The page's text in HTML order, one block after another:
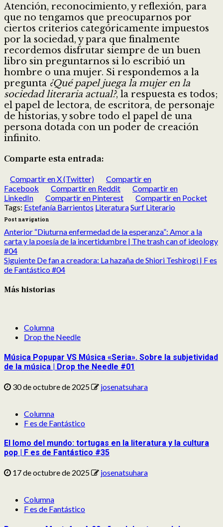
Atención, reconocimiento, y reflexión, para
que no tengamos que preocuparnos por
ciertos criterios categóricamente impuestos
por la sociedad, y para que finalmente
recordemos disfrutar siempre de un buen
libro sin preguntarnos si lo escribió un
hombre o una mujer. Si respondemos a la
pregunta ¿Qué papel juega la mujer en la
sociedad literaria actual?, la respuesta es todos;
el papel de lectora, de escritora, de personaje
de historias, y sobre todo el papel de una
persona dotada con un poder de creación
infinito.
Comparte esta entrada:
Compartir en X (Twitter)
Compartir en
Facebook
Compartir en Reddit
Compartir en
LinkedIn
Compartir en Pinterest
Compartir en Pocket
Tags: Estefanía Barrientos LiteraturaSurf Literario
Post navigation
Anterior “Diuturna enfermedad de la esperanza”: Amor a la
carta y la poesía de la incertidumbre | The trash can of ideology
#04
Siguiente De fan a creadora: La hazaña de Shiori Teshirogi | F es
de Fantástico #04
Más historias
Columna
Drop the Needle
Música Popupar VS Música «Seria». Sobre la subjetividad
de la música | Drop the Needle #01
30 de octubre de 2025 josenatsuhara
Columna
F es de Fantástico
El lomo del mundo: tortugas en la literatura y la cultura
pop | F es de Fantástico #35
17 de octubre de 2025 josenatsuhara
Columna
F es de Fantástico